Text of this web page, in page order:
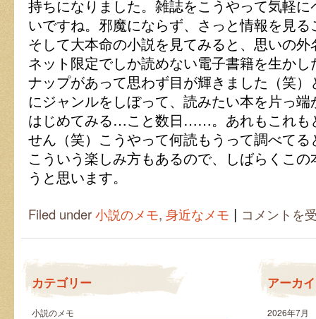
持ちになりました。雑誌をこうやって気軽
いですね。邪魔にならず、さっと情報を見
そして大本命の小説を見てみると、思いの
ネット限定でしか読めない電子書籍を生か
ナップがあって思わず目が輝きました（笑
にジャンルをしぼって、読みたい本を片っ
はじめてみる…こと数日……。あれもこれも
せん（笑）こうやって何読もうって調べて
こういう楽しみ方もあるので、しばらくこ
うと思います。
Filed under小説のメモ, 身近なメモ |
選
ぶ
コメントを
カテゴリー
小説のメモ
アーカ
2026年7月